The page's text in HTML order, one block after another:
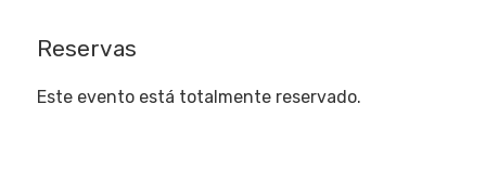
Reservas
Este evento está totalmente reservado.
Noticias